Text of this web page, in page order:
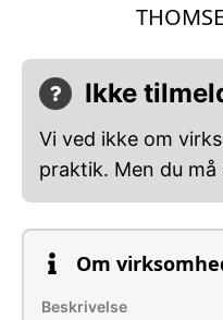
Ikke
Vi ved ikke om
praktik. Men du må
Om
Beskrivelse